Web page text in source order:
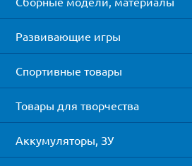
Развивающие игры
Спортивные товары
Товары для творчества
Аккумуляторы, ЗУ